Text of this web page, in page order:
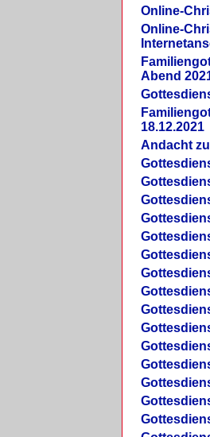
Online-
Online-
Abend
18.12.2021
Andacht